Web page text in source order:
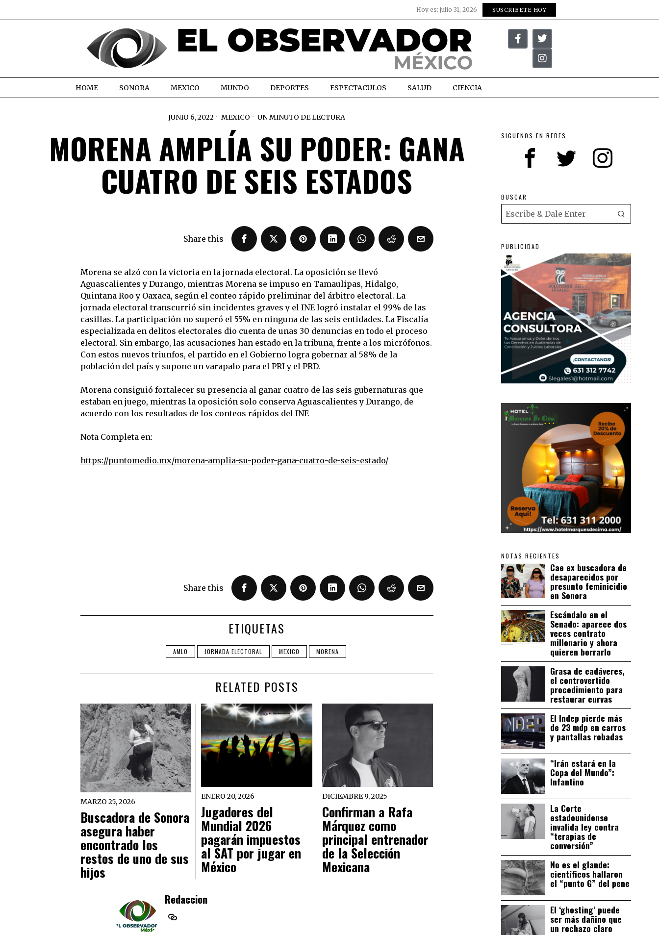
Hoy es: julio 31, 2026 SUSCRIBETE HOY
HOME SONORA MEXICO MUNDO DEPORTES ESPECTACULOS SALUD CIENCIA
JUNIO 6, 2022 MEXICO UN MINUTO DE LECTURA
MORENA AMPLÍA SU PODER: GANA
CUATRO DE SEIS ESTADOS
Share this
Morena se alzó con la victoria en la jornada electoral. La oposición se llevó
Aguascalientes y Durango, mientras Morena se impuso en Tamaulipas, Hidalgo,
Quintana Roo y Oaxaca, según el conteo rápido preliminar del árbitro electoral. La
jornada electoral transcurrió sin incidentes graves y el INE logró instalar el 99% de las
casillas. La participación no superó el 55% en ninguna de las seis entidades. La Fiscalía
especializada en delitos electorales dio cuenta de unas 30 denuncias en todo el proceso
electoral. Sin embargo, las acusaciones han estado en la tribuna, frente a los micrófonos.
Con estos nuevos triunfos, el partido en el Gobierno logra gobernar al 58% de la
población del país y supone un varapalo para el PRI y el PRD.
Morena consiguió fortalecer su presencia al ganar cuatro de las seis gubernaturas que
estaban en juego, mientras la oposición solo conserva Aguascalientes y Durango, de
acuerdo con los resultados de los conteos rápidos del INE
Nota Completa en:
https://puntomedio.mx/morena-amplia-su-poder-gana-cuatro-de-seis-estado/
Share this
ETIQUETAS
AMLO JORNADA ELECTORAL MEXICO MORENA
RELATED POSTS
MARZO 25, 2026
Buscadora de Sonora
asegura haber
encontrado los
restos de uno de sus
hijos
ENERO 20, 2026
Jugadores del
Mundial 2026
pagarán impuestos
al SAT por jugar en
México
DICIEMBRE 9, 2025
Confirman a Rafa
Márquez como
principal entrenador
de la Selección
Mexicana
Redaccion
SIGUENOS EN REDES
BUSCAR
PUBLICIDAD
NOTAS RECIENTES
Cae ex buscadora de
desaparecidos por
presunto feminicidio
en Sonora
Escándalo en el
Senado: aparece dos
veces contrato
millonario y ahora
quieren borrarlo
Grasa de cadáveres,
el controvertido
procedimiento para
restaurar curvas
El Indep pierde más
de 23 mdp en carros
y pantallas robadas
“Irán estará en la
Copa del Mundo”:
Infantino
La Corte
estadounidense
invalida ley contra
“terapias de
conversión”
No es el glande:
científicos hallaron
el “punto G” del pene
El ‘ghosting’ puede
ser más dañino que
un rechazo claro